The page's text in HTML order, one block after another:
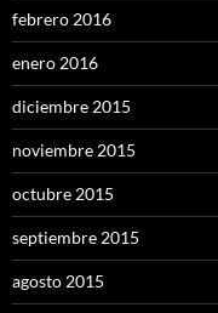
febrero 2016
enero 2016
diciembre 2015
noviembre 2015
octubre 2015
septiembre 2015
agosto 2015